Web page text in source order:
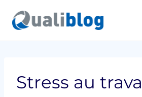
contenu
Stress au